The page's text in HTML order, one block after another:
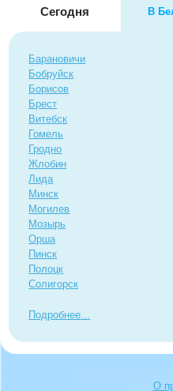
Сегодня В
Барановичи
Бобруйск
Борисов
Брест
Витебск
Гомель
Гродно
Жлобин
Лида
Минск
Могилев
Мозырь
Орша
Пинск
Полоцк
Солигорск
Подробнее
О